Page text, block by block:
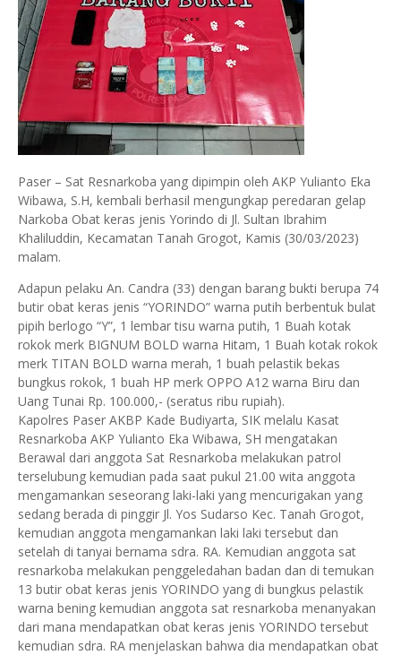
Paser – Sat Resnarkoba yang dipimpin oleh AKP Yulianto Eka
Wibawa, S.H, kembali berhasil mengungkap peredaran gelap
Narkoba Obat keras jenis Yorindo di Jl. Sultan Ibrahim
Khaliluddin, Kecamatan Tanah Grogot, Kamis (30/03/2023)
malam.
Adapun pelaku An. Candra (33) dengan barang bukti berupa 74
butir obat keras jenis “YORINDO” warna putih berbentuk bulat
pipih berlogo “Y”, 1 lembar tisu warna putih, 1 Buah kotak
rokok merk BIGNUM BOLD warna Hitam, 1 Buah kotak rokok
merk TITAN BOLD warna merah, 1 buah pelastik bekas
bungkus rokok, 1 buah HP merk OPPO A12 warna Biru dan
Uang Tunai Rp. 100.000,- (seratus ribu rupiah).
Kapolres Paser AKBP Kade Budiyarta, SIK melalu Kasat
Resnarkoba AKP Yulianto Eka Wibawa, SH mengatakan
Berawal dari anggota Sat Resnarkoba melakukan patrol
terselubung kemudian pada saat pukul 21.00 wita anggota
mengamankan seseorang laki-laki yang mencurigakan yang
sedang berada di pinggir Jl. Yos Sudarso Kec. Tanah Grogot,
kemudian anggota mengamankan laki laki tersebut dan
setelah di tanyai bernama sdra. RA. Kemudian anggota sat
resnarkoba melakukan penggeledahan badan dan di temukan
13 butir obat keras jenis YORINDO yang di bungkus pelastik
warna bening kemudian anggota sat resnarkoba menanyakan
dari mana mendapatkan obat keras jenis YORINDO tersebut
kemudian sdra. RA menjelaskan bahwa dia mendapatkan obat